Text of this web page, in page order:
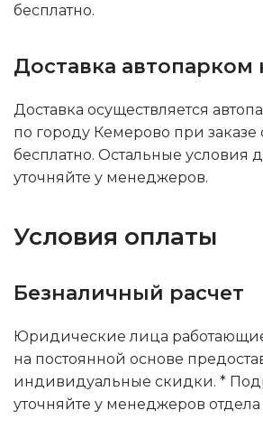
бесплатно.
Доставка
Доставка осуществляется
по городу Кемерово при заказе
бесплатно. Остальные условия
уточняйте у менеджеров.
Условия оплаты
Безналичный расчет
Юридические лица
на постоянной основе
индивидуальные скидки. *
уточняйте у менеджеров